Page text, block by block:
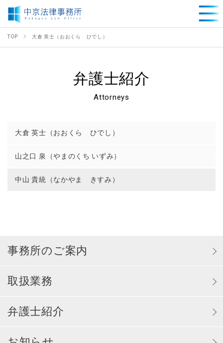
TOP 大倉 英士（おおくら ひでし）
弁護士紹介
Attorneys
大倉 英士（おおくら ひでし）
山之口 泉（やまのくち いずみ）
中山 貴統（なかやま きすみ）
事務所のご案内
取扱業務
弁護士紹介